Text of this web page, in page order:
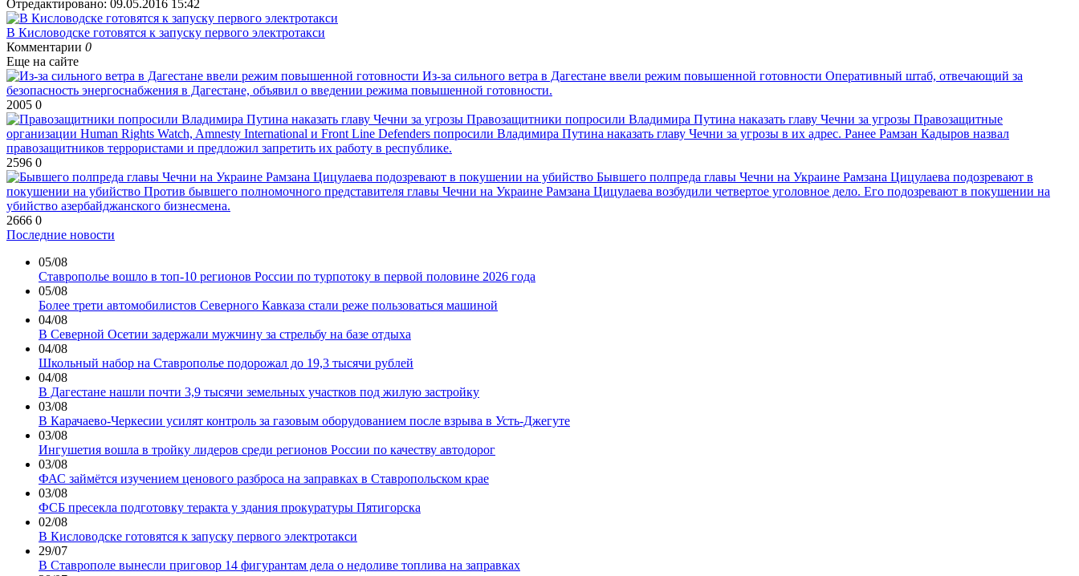
Отредактировано: 09.05.2016 15:42
В Кисловодске готовятся к запуску первого электротакси
Комментарии 0
Еще на сайте
Из-за сильного ветра в Дагестане ввели режим повышенной готовности Оперативный штаб, отвечающий за
безопасность энергоснабжения в Дагестане, объявил о введении режима повышенной готовности.
2005 0
Правозащитники попросили Владимира Путина наказать главу Чечни за угрозы Правозащитные
организации Human Rights Watch, Amnesty International и Front Line Defenders попросили Владимира Путина наказать главу Чечни за угрозы в их адрес. Ранее Рамзан Кадыров назвал
правозащитников террористами и предложил запретить их работу в республике.
2596 0
Бывшего полпреда главы Чечни на Украине Рамзана Цицулаева подозревают в
покушении на убийство Против бывшего полномочного представителя главы Чечни на Украине Рамзана Цицулаева возбудили четвертое уголовное дело. Его подозревают в покушении на
убийство азербайджанского бизнесмена.
2666 0
Последние новости
05/08
Ставрополье вошло в топ-10 регионов России по турпотоку в первой половине 2026 года
05/08
Более трети автомобилистов Северного Кавказа стали реже пользоваться машиной
04/08
В Северной Осетии задержали мужчину за стрельбу на базе отдыха
04/08
Школьный набор на Ставрополье подорожал до 19,3 тысячи рублей
04/08
В Дагестане нашли почти 3,9 тысячи земельных участков под жилую застройку
03/08
В Карачаево-Черкесии усилят контроль за газовым оборудованием после взрыва в Усть-Джегуте
03/08
Ингушетия вошла в тройку лидеров среди регионов России по качеству автодорог
03/08
ФАС займётся изучением ценового разброса на заправках в Ставропольском крае
03/08
ФСБ пресекла подготовку теракта у здания прокуратуры Пятигорска
02/08
В Кисловодске готовятся к запуску первого электротакси
29/07
В Ставрополе вынесли приговор 14 фигурантам дела о недоливе топлива на заправках